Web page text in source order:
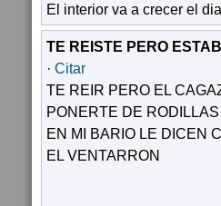
El interior va a crecer el
TE REISTE PERO
· Citar
TE REIR PERO EL
PONERTE DE
EN MI BARIO LE DICEN
EL VENTARRON